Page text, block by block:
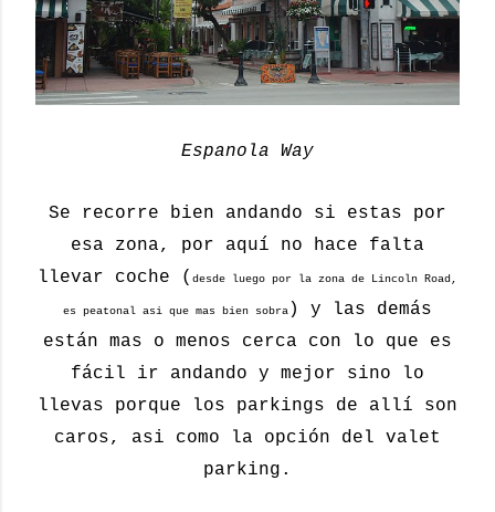
Espanola Way
Se recorre bien andando si estas por
esa zona, por aquí no hace falta
llevar coche ( desde luego por la zona de Lincoln Road,
es peatonal asi que mas bien sobra ) y las demás
están mas o menos cerca con lo que es
fácil ir andando y mejor sino lo
llevas porque los parkings de allí son
caros, asi como la opción del valet
parking.